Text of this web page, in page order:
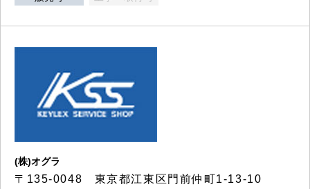
(株)オグラ
〒135-0048 東京都江東区門前仲町1-13-10